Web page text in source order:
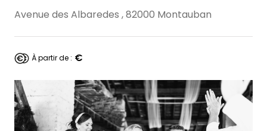
Avenue des Albaredes , 82000 Montauban
À partir de : €